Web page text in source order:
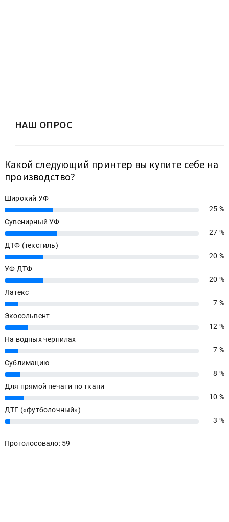
НАШ ОПРОС
Какой следующий принтер вы купите себе на
производство?
Широкий УФ
25%
25 %
Сувенирный УФ
27%
27 %
ДТФ (текстиль)
20%
20 %
УФ ДТФ
20%
20 %
Латекс
7%
7 %
Экосольвент
12%
12 %
На водных чернилах
7%
7 %
Сублимацию
8%
8 %
Для прямой печати по ткани
10%
10 %
ДТГ («футболочный»)
3% 3 %
Проголосовало: 59